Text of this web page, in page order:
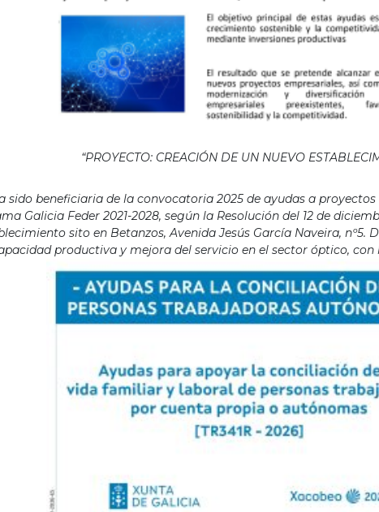
“PROYECTO: CREACIÓN DE UN NUEVO
sido beneficiaria de la convocatoria 2025 de ayudas a
Galicia Feder 2021-2028, según la Resolución del 12 de
sito en Betanzos, Avenida Jesús García Naveira,
productiva y mejora del servicio en el sector óptico,